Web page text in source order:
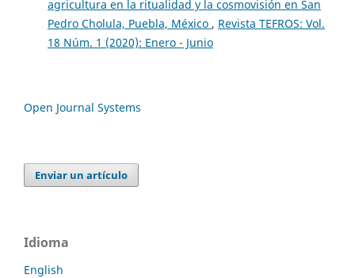
agricultura en la ritualidad y la cosmovisión en San
Pedro Cholula, Puebla, México , Revista TEFROS: Vol.
18 Núm. 1 (2020): Enero - Junio
Open Journal Systems
Enviar un artículo
Idioma
English